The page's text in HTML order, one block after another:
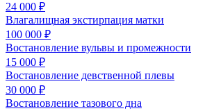
24 000 ₽
Влагалищная экстирпация матки
100 000 ₽
Востановление вульвы и промежности
15 000 ₽
Востановление девственной плевы
30 000 ₽
Востановление тазового дна